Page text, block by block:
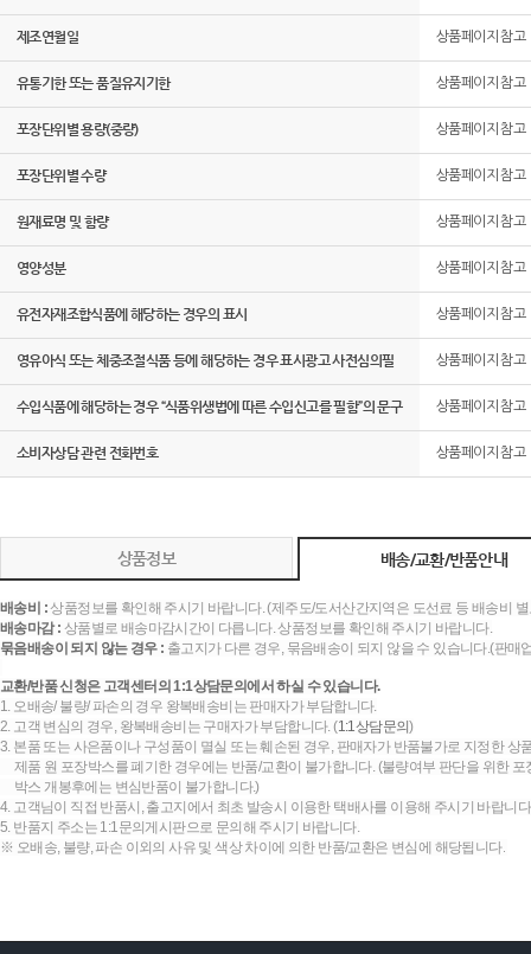
제조연월일 상품페이지 참고
유통기한 또는 품질유지기한 상품페이지 참고
포장단위별 용량(중량) 상품페이지 참고
포장단위별 수량 상품페이지 참고
원재료명 및 함량 상품페이지 참고
영양성분 상품페이지 참고
유전자재조합식품에 해당하는 경우의 표시 상품페이지 참고
영유아식 또는 체중조절식품 등에 해당하는 경우 표시광고 사전심의필 상품페이지 참고
수입식품에 해당하는 경우 “식품위생법에 따른 수입신고를 필함”의 문구 상품페이지 참고
소비자상담 관련 전화번호 상품페이지 참고
상품정보 배송/교환/반품안내
배송비 :상품정보를 확인해 주시기 바랍니다. (제주도/도서산간지역은 도선료 등 배송비
배송마감 : 상품별로 배송마감시간이 다릅니다. 상품정보를 확인해 주시기 바랍니다.
묶음배송이 되지 않는 경우 : 출고지가 다른 경우, 묶음배송이 되지 않을 수 있습니다.(판
교환/반품 신청은 고객센터의 1:1상담문의에서 하실 수 있습니다.
1. 오배송/ 불량/ 파손의 경우 왕복배송비는 판매자가 부담합니다.
2. 고객 변심의 경우, 왕복배송비는 구매자가 부담합니다. (1:1상담문의)
3. 본품 또는 사은품이나 구성품이 멸실 또는 훼손된 경우, 판매자가 반품불가로 지정한 상
제품 원 포장박스를 폐기한 경우에는 반품/교환이 불가합니다. (불량여부 판단을 위한
박스 개봉후에는 변심반품이 불가합니다.)
4. 고객님이 직접 반품시, 출고지에서 최초 발송시 이용한 택배사를 이용해 주시기 바랍니
5. 반품지 주소는 1:1문의게시판으로 문의해 주시기 바랍니다.
※ 오배송, 불량, 파손 이외의 사유 및 색상 차이에 의한 반품/교환은 변심에 해당됩니다.